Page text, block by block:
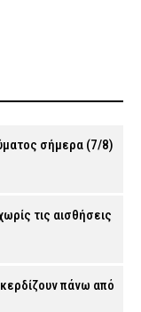
σήμερα (7/8)
τις αισθήσεις
κερδίζουν πάνω από